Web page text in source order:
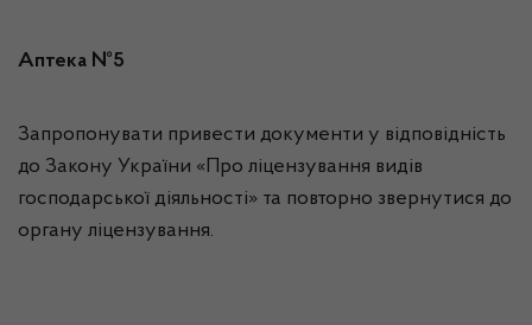
Аптека №5
Запропонувати привести документи у відповідність
до Закону України «Про ліцензування видів
господарської діяльності» та повторно звернутися до
органу ліцензування.